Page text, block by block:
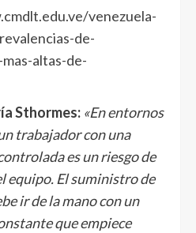
venezuela-
de-
altas-de-
Sthormes: «En entornos
trabajador con una
es un riesgo de
equipo. El suministro de
ir de la mano con un
que empiece